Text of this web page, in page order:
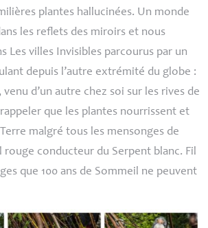
plantes hallucinées. Un monde
les reflets des miroirs et nous
Les villes Invisibles parcourus par un
depuis l’autre extrémité du globe :
venu d’un autre chez soi sur les rives de
que les plantes nourrissent et
malgré tous les mensonges de
rouge conducteur du Serpent blanc. Fil
que 100 ans de Sommeil ne peuvent